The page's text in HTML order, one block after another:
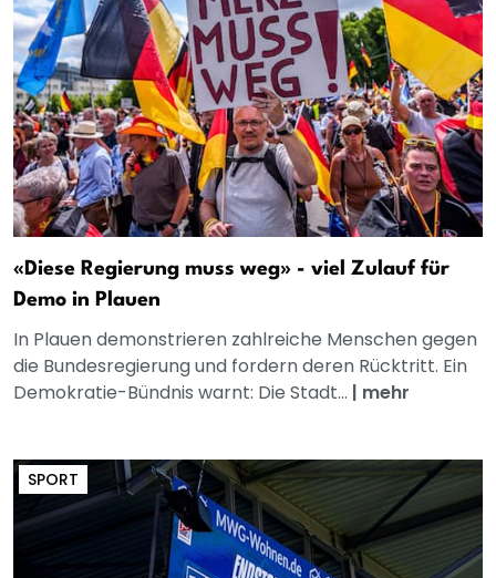
«Diese Regierung muss weg» - viel Zulauf für
Demo in Plauen
In Plauen demonstrieren zahlreiche Menschen gegen
die Bundesregierung und fordern deren Rücktritt. Ein
Demokratie-Bündnis warnt: Die Stadt... | mehr
SPORT